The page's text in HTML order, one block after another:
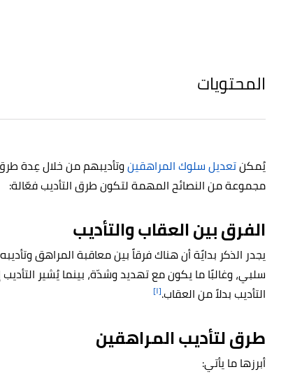
المحتويات
يُمكنتعديل سلوك المراهقينوتأديبهم من خلال عِدة
مجموعة من النصائح المهمة لتكون طرق التأديب فعّالة:
الفرق بين العقاب والتأديب
يجدر الذكر بدايًة أن هناك فرقاً بين معاقبة المراهق
سلبي، وغالبًا ما يكون مع تهديد وشدّة، بينما يُشير
التأديب بدلاً من العقاب.[١]
طرق لتأديب المراهقين
أبرزها ما يأتي: